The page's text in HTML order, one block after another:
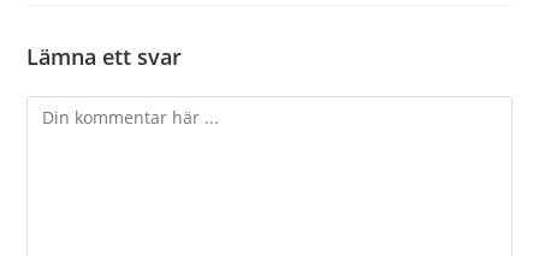
Lämna ett svar
Kommentar